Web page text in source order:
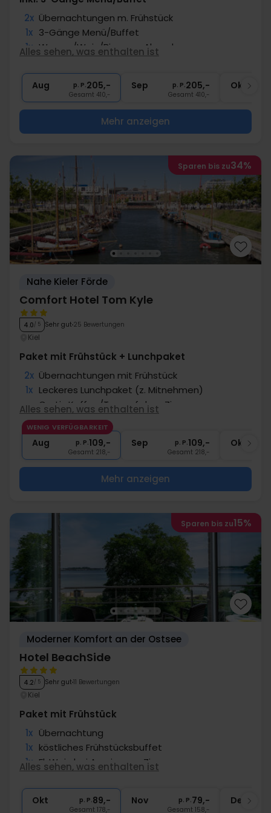
2x Übernachtungen m. Frühstück
1x 3-Gänge Menü/Buffet
1x Wasser/Wein/Bier zum Abendessen
∞ Gratis Nutzung Spabereich & Fitness
Alles sehen, was enthalten ist
Aug p. P.205,-
Gesamt 410,-
Sep p. P.205,-
Gesamt 410,-
Okt
Mehr anzeigen
Sparen bis zu34%
Nahe Kieler Förde
Comfort Hotel Tom Kyle
4.0/ 5 Sehr gut 25 Bewertungen
Kiel
Paket mit Frühstück + Lunchpaket
2x Übernachtungen mit Frühstück
1x Leckeres Lunchpaket (z. Mitnehmen)
∞ Gratis Kaffee/Tee auf dem Zimmer
1x Fl. Wein zur Abreise pro Zimmer
1x Kaffee bei der Anreise
Alles sehen, was enthalten ist
WENIG VERFÜGBARKEIT
Aug p. P.109,-
Gesamt 218,-
Sep p. P.109,-
Gesamt 218,-
Okt
Mehr anzeigen
Sparen bis zu15%
Moderner Komfort an der Ostsee
Hotel BeachSide
4.2/ 5 Sehr gut 11 Bewertungen
Kiel
Paket mit Frühstück
1x Übernachtung
1x köstliches Frühstücksbuffet
1x Fl. Wein bei Anreise pro Zimmer
∞ Gratis Parken
Alles sehen, was enthalten ist
Okt p. P.89,-
Gesamt 178,-
Nov p. P.79,-
Gesamt 158,-
Dez